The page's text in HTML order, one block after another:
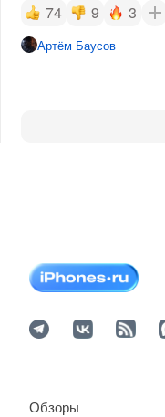
74 9 3
Артём Баусов
Обзоры